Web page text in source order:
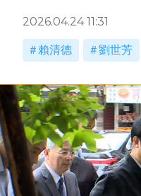
2026.04.24 11:31
賴清德 劉世芳